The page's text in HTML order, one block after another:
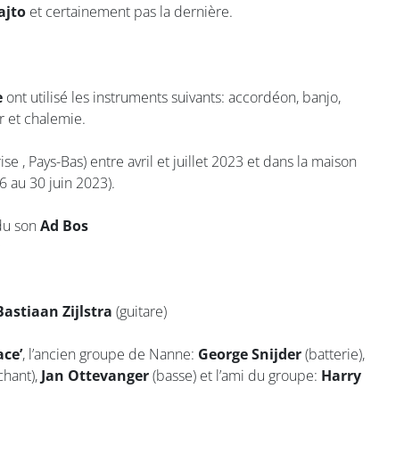
et certainement pas la dernière.
ont utilisé les instruments suivants: accordéon, banjo,
et chalemie.
, Pays-Bas) entre avril et juillet 2023 et dans la maison
au 30 juin 2023).
sonAd Bos
Zijlstra (guitare)
, l’ancien groupe de Nanne: George Snijder(batterie),
Jan Ottevanger(basse) et l’ami du groupe: Harry